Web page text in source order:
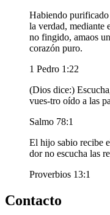
Habiendo purificado
la verdad, mediante
no fingido, amaos
corazón puro.
1 Pedro 1:22
(Dios dice:)
vues-tro oído a las
Salmo 78:1
El hijo sabio recibe
dor no escucha las
Proverbios 13:1
Contacto